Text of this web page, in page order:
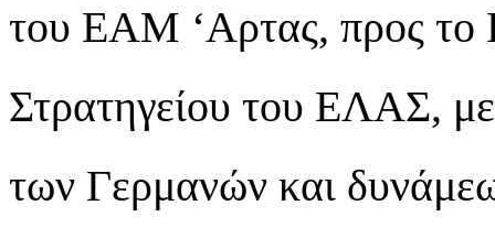
του ΕΑΜ ‘Αρτας, προς το
Στρατηγείου του ΕΛΑΣ, με
των Γερμανών και